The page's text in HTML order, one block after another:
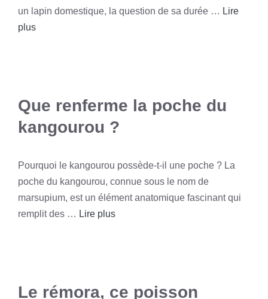
un lapin domestique, la question de sa durée … Lire
plus
Que renferme la poche du
kangourou ?
Pourquoi le kangourou possède-t-il une poche ? La
poche du kangourou, connue sous le nom de
marsupium, est un élément anatomique fascinant qui
remplit des … Lire plus
Le rémora, ce poisson